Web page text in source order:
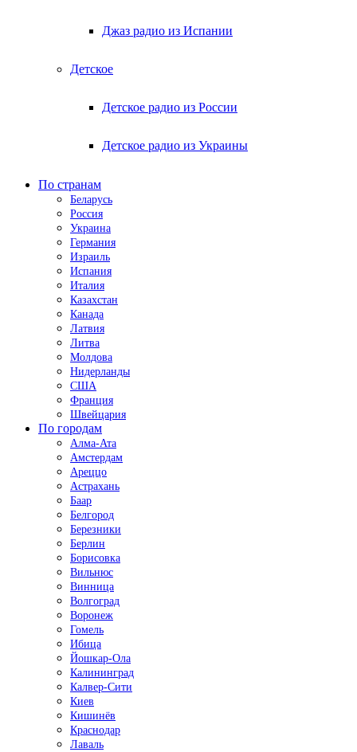
Джаз радио из Испании
Детское
Детское радио из России
Детское радио из Украины
По странам
Беларусь
Россия
Украина
Германия
Израиль
Испания
Италия
Казахстан
Канада
Латвия
Литва
Молдова
Нидерланды
США
Франция
Швейцария
По городам
Алма-Ата
Амстердам
Ареццо
Астрахань
Баар
Белгород
Березники
Берлин
Борисовка
Вильнюс
Винница
Волгоград
Воронеж
Гомель
Ибица
Йошкар-Ола
Калининград
Калвер-Сити
Киев
Кишинёв
Краснодар
Лаваль